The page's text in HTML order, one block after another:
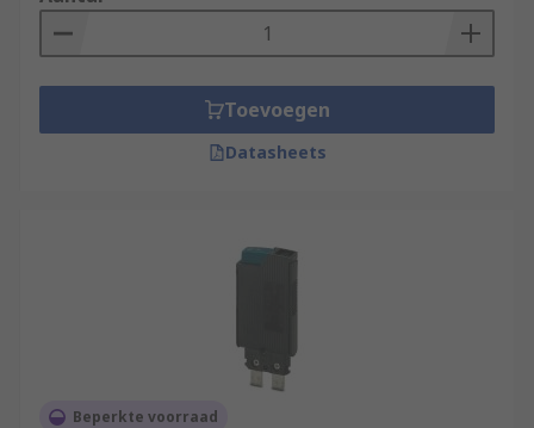
What are thermal automotive circuit
breakers used for?
Thermal automotive circuit breakers are used to
protect electrical networks in most types of
vehicles, including cars, vans, buses, and boats.
Toevoegen
Datasheets
Beperkte voorraad